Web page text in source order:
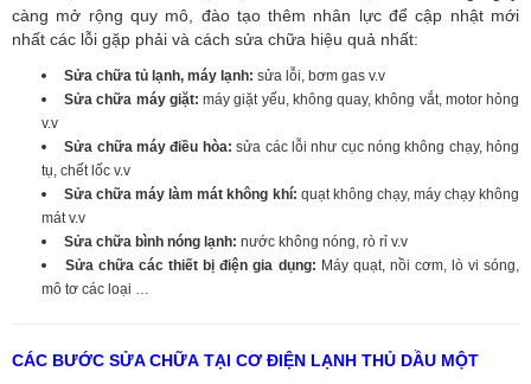
càng mở rộng quy mô, đào tạo thêm nhân lực để cập nhật mới
nhất các lỗi gặp phải và cách sửa chữa hiệu quả nhất:
Sửa chữa tủ lạnh, máy lạnh: sửa lỗi, bơm gas v.v
Sửa chữa máy giặt:máy giặt yếu, không quay, không vắt, motor hỏng
v.v
Sửa chữa máy điều hòa: sửa các lỗi như cục nóng không chạy, hỏng
tụ, chết lốc v.v
Sửa chữa máy làm mát không khí: quạt không chạy, máy chạy không
mát v.v
Sửa chữa bình nóng lạnh: nước không nóng, rò rỉ v.v
Sửa chữa các thiết bị điện gia dụng: Máy quạt, nồi cơm, lò vi sóng,
mô tơ các loại …
CÁC BƯỚC SỬA CHỮA TẠI CƠ ĐIỆN LẠNH THỦ DẦU MỘT